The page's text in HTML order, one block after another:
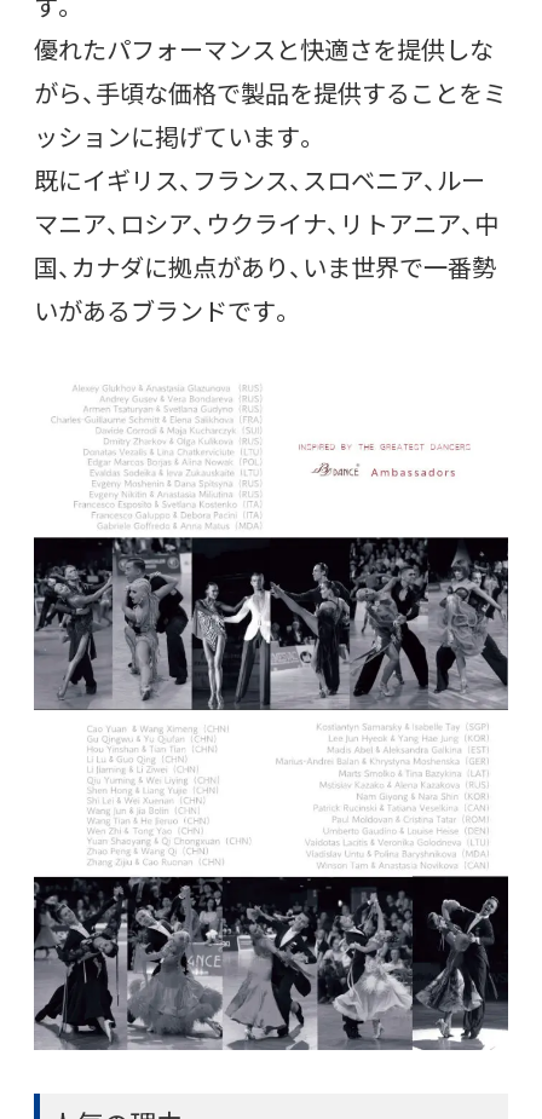
優れたパフォーマンスと快適さを提供しな
がら、手頃な価格で製品を提供することをミ
ッションに掲げています。
既にイギリス、フランス、スロベニア、ルー
マニア、ロシア、ウクライナ、リトアニア、中
国、カナダに拠点があり、いま世界で一番勢
いがあるブランドです。